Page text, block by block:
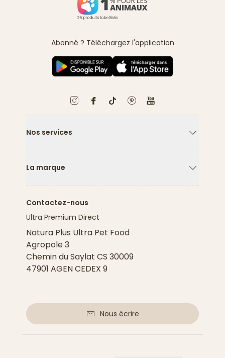
Abonné ? Téléchargez l'application
Nos services
La marque
Contactez-nous
Ultra Premium Direct
Natura Plus Ultra Pet Food
Agropole 3
Chemin du Saylat CS 30009
47901 AGEN CEDEX 9
Nous écrire